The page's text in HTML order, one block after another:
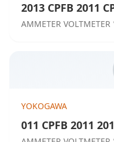
2013 CPFB 2011
AMMETER
YOKOGAWA
011 CPFB 2011